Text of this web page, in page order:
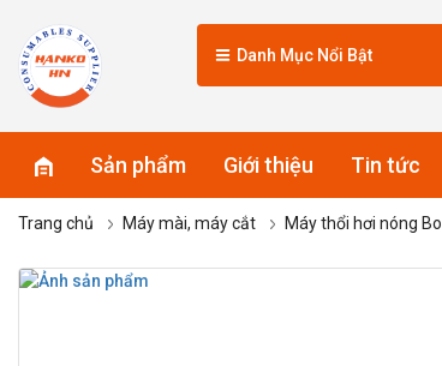
Danh Mục Nổi Bật
Sản phẩm Giới thiệu Tin tức
Trang chủ Máy mài, máy cắt Máy thổi hơi nóng